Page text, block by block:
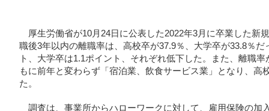
厚生労働省が10月24日に公表した2022年3月に卒業した新
職後3年以内の離職率は、高校卒が37.9％、大学卒が33.8％
ト、大学卒は1.1ポイント、それぞれ低下した。また、離職
もに前年と変わらず「宿泊業、飲食サービス業」となり、高
た。
調査は、事業所からハローワークに対して、雇用保険の加